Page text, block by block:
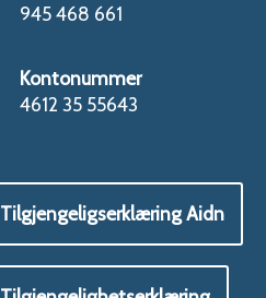
945 468 661
Kontonummer
4612 35 55643
Tilgjengeligserklæring Aidn